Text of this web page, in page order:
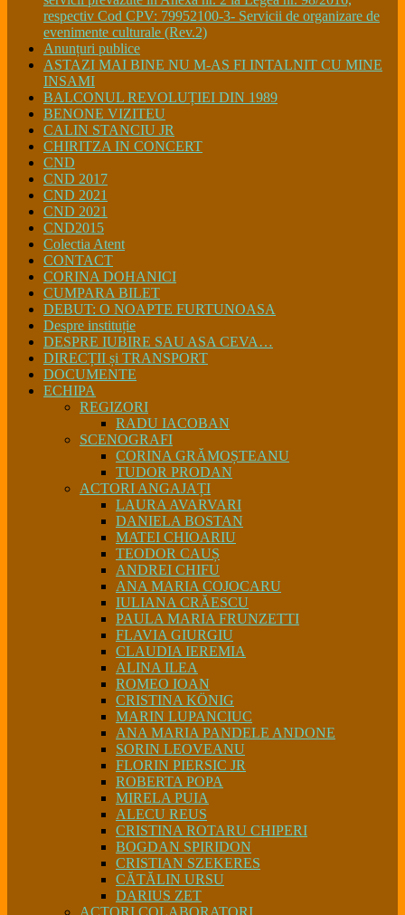
respectiv Cod CPV: 79952100-3- Servicii de organizare de
evenimente culturale (Rev.2)
Anunțuri publice
ASTAZI MAI BINE NU M-AS FI INTALNIT CU MINE
INSAMI
BALCONUL REVOLUȚIEI DIN 1989
BENONE VIZITEU
CALIN STANCIU JR
CHIRITZA IN CONCERT
CND
CND 2017
CND 2021
CND 2021
CND2015
Colectia Atent
CONTACT
CORINA DOHANICI
CUMPARA BILET
DEBUT: O NOAPTE FURTUNOASA
Despre instituție
DESPRE IUBIRE SAU ASA CEVA…
DIRECȚII și TRANSPORT
DOCUMENTE
ECHIPA
REGIZORI
RADU IACOBAN
SCENOGRAFI
CORINA GRĂMOȘTEANU
TUDOR PRODAN
ACTORI ANGAJAȚI
LAURA AVARVARI
DANIELA BOSTAN
MATEI CHIOARIU
TEODOR CAUȘ
ANDREI CHIFU
ANA MARIA COJOCARU
IULIANA CRĂESCU
PAULA MARIA FRUNZETTI
FLAVIA GIURGIU
CLAUDIA IEREMIA
ALINA ILEA
ROMEO IOAN
CRISTINA KÖNIG
MARIN LUPANCIUC
ANA MARIA PANDELE ANDONE
SORIN LEOVEANU
FLORIN PIERSIC JR
ROBERTA POPA
MIRELA PUIA
ALECU REUS
CRISTINA ROTARU CHIPERI
BOGDAN SPIRIDON
CRISTIAN SZEKERES
CĂTĂLIN URSU
DARIUS ZET
ACTORI COLABORATORI